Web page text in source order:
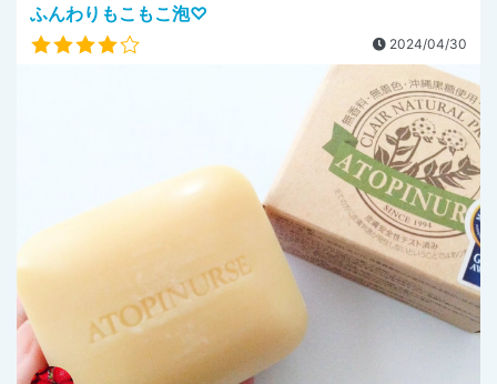
ふんわりもこもこ泡♡
2024/04/30